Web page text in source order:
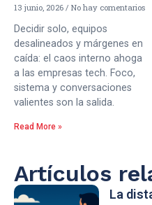
13 junio, 2026 No hay comentarios
Decidir solo, equipos
desalineados y márgenes en
caída: el caos interno ahoga
a las empresas tech. Foco,
sistema y conversaciones
valientes son la salida.
Read More »
Artículos
La